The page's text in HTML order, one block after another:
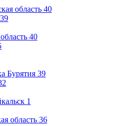
область 40
39
40
Бурятия 39
1
область 36